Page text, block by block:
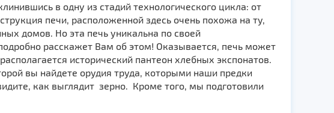
в одну из стадий технологического цикла: от
печи, расположенной здесь очень похожа на ту,
домов. Но эта печь уникальна по своей
расскажет Вам об этом! Оказывается, печь может
исторический пантеон хлебных экспонатов.
вы найдете орудия труда, которыми наши предки
как выглядит зерно. Кроме того, мы подготовили